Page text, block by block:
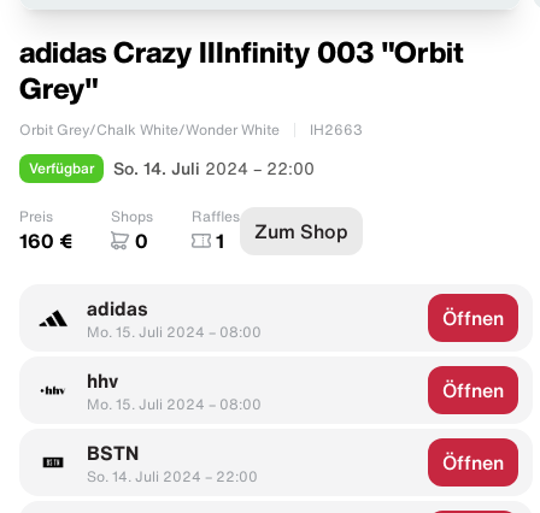
adidas Crazy IIInfinity 003 "Orbit
Grey"
Orbit Grey/Chalk White/Wonder White IH2663
Verfügbar So. 14. Juli 2024 – 22:00
Preis
160 €
Shops
0
Raffles
1 Zum Shop
adidas
Mo. 15. Juli 2024 – 08:00
Öffnen
hhv
Mo. 15. Juli 2024 – 08:00
Öffnen
BSTN
So. 14. Juli 2024 – 22:00
Öffnen